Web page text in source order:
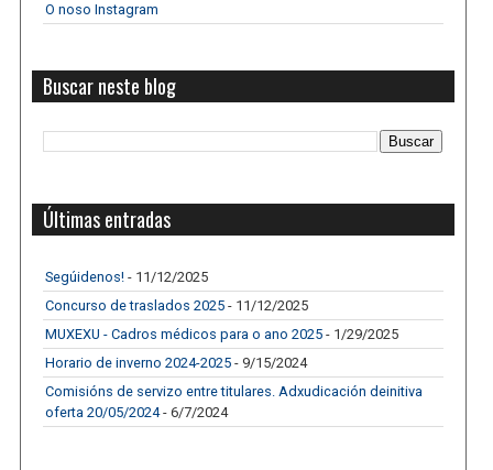
O noso Instagram
Buscar neste blog
Últimas entradas
Segúidenos! - 11/12/2025
Concurso de traslados 2025 - 11/12/2025
MUXEXU - Cadros médicos para o ano 2025 - 1/29/2025
Horario de inverno 2024-2025 - 9/15/2024
Comisións de servizo entre titulares. Adxudicación deinitiva
oferta 20/05/2024- 6/7/2024